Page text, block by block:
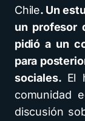
Chile. Un
un profesor
pidió a un
para
sociales. El
comunidad
discusión